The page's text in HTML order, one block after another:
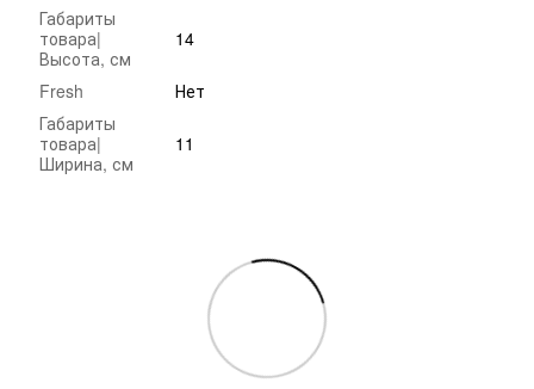
Габариты
товара|
Высота, см
14
Fresh
Нет
Габариты
товара|
Ширина, см
11